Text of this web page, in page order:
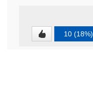
10 (18%)